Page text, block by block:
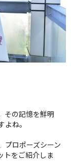
その記憶を鮮明
ね。
プロポーズシーン
トをご紹介しま